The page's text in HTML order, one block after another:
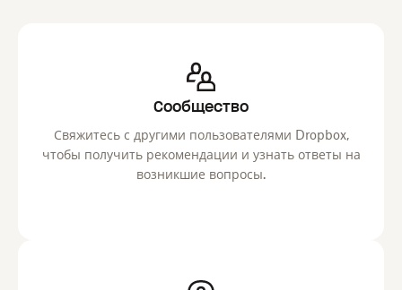
Сообщество
Свяжитесь с другими пользователями Dropbox,
чтобы получить рекомендации и узнать ответы на
возникшие вопросы.